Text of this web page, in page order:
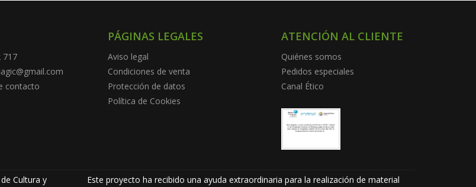
717
contacto
PÁGINAS LEGALES
Aviso legal
Condiciones de venta
Protección de datos
Política de Cookies
ATENCIÓN AL CLIENTE
Quiénes somos
Pedidos especiales
Canal Ético
Cultura y
Este proyecto ha recibido una ayuda extraordinaria para la realización de material